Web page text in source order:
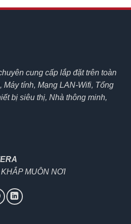
cung cấp lắp đặt trên toàn
Máy tính, Mạng LAN-Wifi, Tổng
bị siêu thị, Nhà thông minh,
MUÔN NƠI